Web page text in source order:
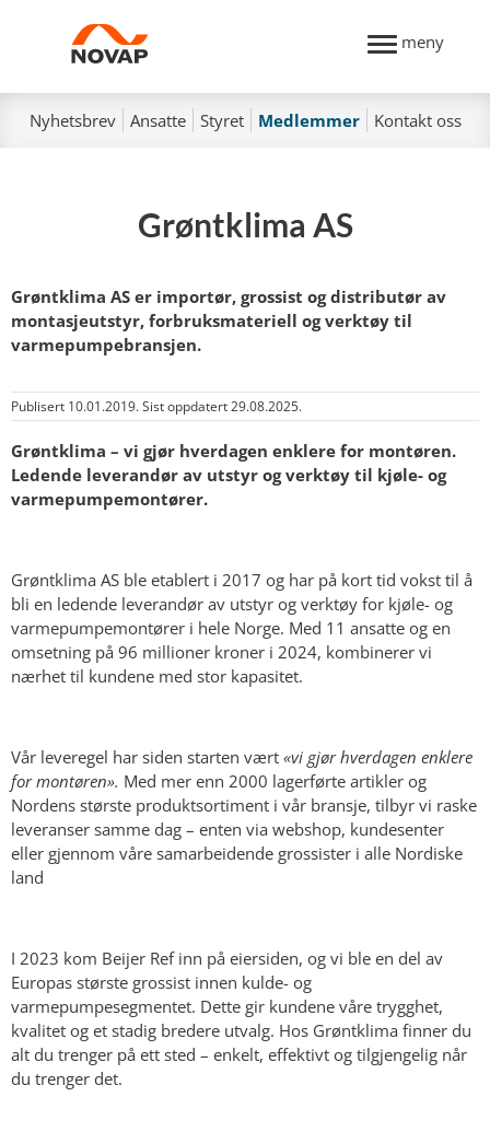
meny
Nyhetsbrev Ansatte Styret Medlemmer Kontakt oss
Grøntklima AS
Grøntklima AS er importør, grossist og distributør av
montasjeutstyr, forbruksmateriell og verktøy til
varmepumpebransjen.
Publisert 10.01.2019. Sist oppdatert 29.08.2025.
Grøntklima – vi gjør hverdagen enklere for montøren.
Ledende leverandør av utstyr og verktøy til kjøle- og
varmepumpemontører.
Grøntklima AS ble etablert i 2017 og har på kort tid vokst til å
bli en ledende leverandør av utstyr og verktøy for kjøle- og
varmepumpemontører i hele Norge. Med 11 ansatte og en
omsetning på 96 millioner kroner i 2024, kombinerer vi
nærhet til kundene med stor kapasitet.
Vår leveregel har siden starten vært «vi gjør hverdagen enklere
for montøren». Med mer enn 2000 lagerførte artikler og
Nordens største produktsortiment i vår bransje, tilbyr vi raske
leveranser samme dag – enten via webshop, kundesenter
eller gjennom våre samarbeidende grossister i alle Nordiske
land
I 2023 kom Beijer Ref inn på eiersiden, og vi ble en del av
Europas største grossist innen kulde- og
varmepumpesegmentet. Dette gir kundene våre trygghet,
kvalitet og et stadig bredere utvalg. Hos Grøntklima finner du
alt du trenger på ett sted – enkelt, effektivt og tilgjengelig når
du trenger det.